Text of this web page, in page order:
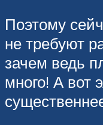
Поэтому
не требуют
зачем ведь
много! А вот